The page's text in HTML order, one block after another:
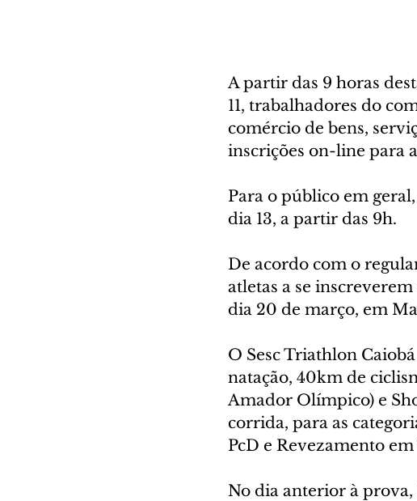
A partir das 9 horas
11, trabalhadores do
comércio de bens,
inscrições on-line para
Para o público em
dia 13, a partir das 9h.
De acordo com o
atletas a se
dia 20 de março, em
O Sesc Triathlon
natação, 40km de
Amador Olímpico) e
corrida, para as
PcD e Revezamento
No dia anterior à prova,